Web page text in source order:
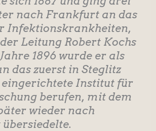
nach Frankfurt an das
Infektionskrankheiten,
Leitung Robert Kochs
1896 wurde er als
das zuerst in Steglitz
Institut für
berufen, mit dem
wieder nach